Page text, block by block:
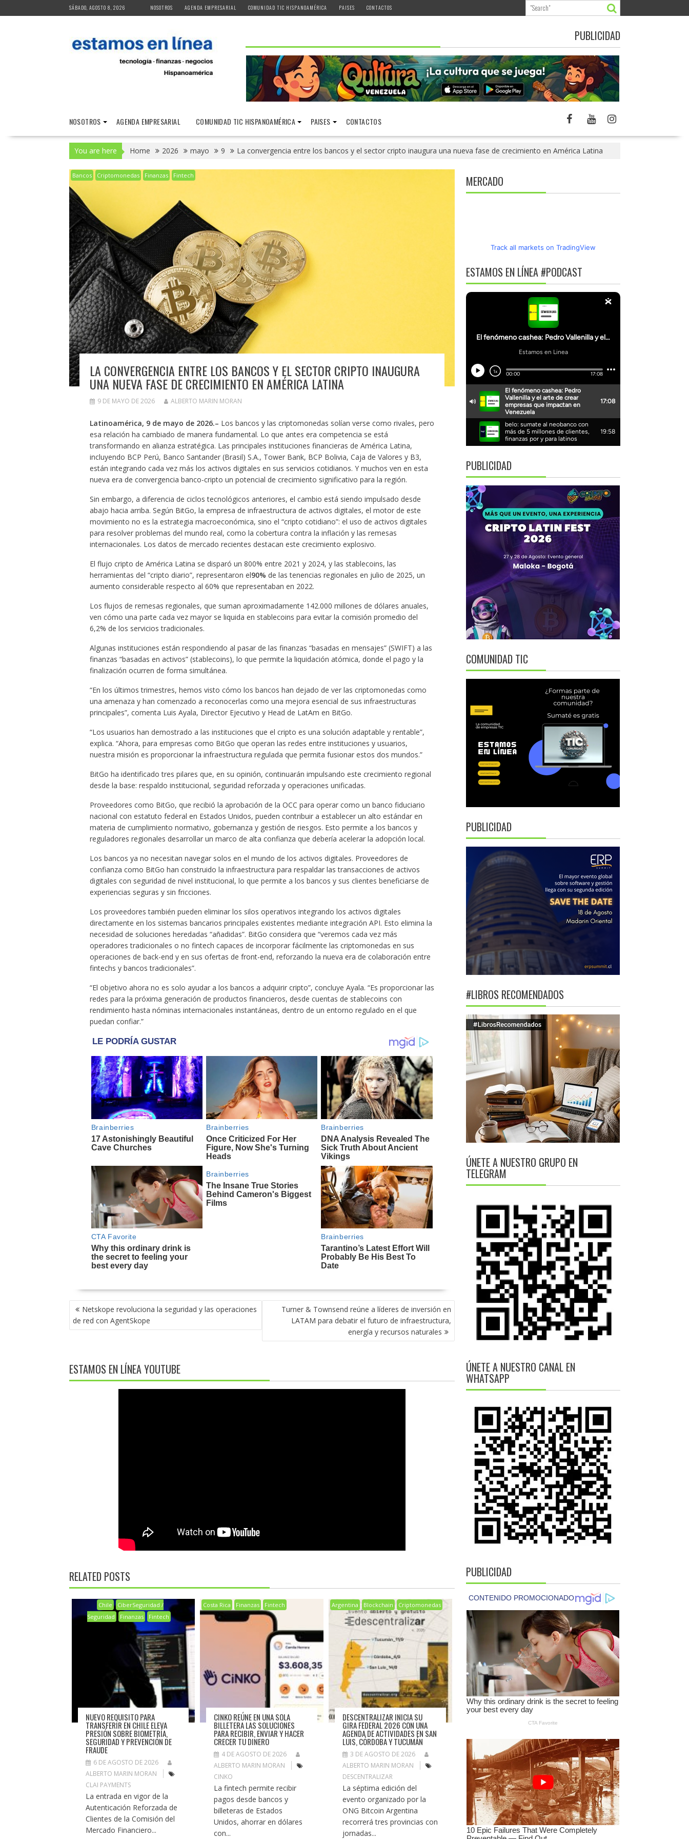
to
SÁBADO, AGOSTO 8, 2026 NOSOTROS AGENDA EMPRESARIAL COMUNIDAD TIC HISPANOAMÉRICA PAISES CONTACTOS
PUBLICIDAD
NOSOTROS AGENDA EMPRESARIAL COMUNIDAD TIC HISPANOAMÉRICA PAISES CONTACTOS
You are here Home 2026 mayo 9 La convergencia entre los bancos y el sector cripto inaugura una nueva fase de crecimiento en América Latina
Bancos Criptomonedas Finanzas Fintech
LA CONVERGENCIA ENTRE LOS BANCOS Y EL SECTOR CRIPTO INAUGURA
UNA NUEVA FASE DE CRECIMIENTO EN AMÉRICA LATINA
9 DE MAYO DE 2026 ALBERTO MARIN MORAN
Latinoamérica, 9 de mayo de 2026.– Los bancos y las criptomonedas solían verse como rivales, pero
esa relación ha cambiado de manera fundamental. Lo que antes era competencia se está
transformando en alianza estratégica. Las principales instituciones financieras de América Latina,
incluyendo BCP Perú, Banco Santander (Brasil) S.A., Tower Bank, BCP Bolivia, Caja de Valores y B3,
están integrando cada vez más los activos digitales en sus servicios cotidianos. Y muchos ven en esta
nueva era de convergencia banco-cripto un potencial de crecimiento significativo para la región.
Sin embargo, a diferencia de ciclos tecnológicos anteriores, el cambio está siendo impulsado desde
abajo hacia arriba. Según BitGo, la empresa de infraestructura de activos digitales, el motor de este
movimiento no es la estrategia macroeconómica, sino el “cripto cotidiano”: el uso de activos digitales
para resolver problemas del mundo real, como la cobertura contra la inflación y las remesas
internacionales. Los datos de mercado recientes destacan este crecimiento explosivo.
El flujo cripto de América Latina se disparó un 800% entre 2021 y 2024, y las stablecoins, las
herramientas del “cripto diario”, representaron el90% de las tenencias regionales en julio de 2025, un
aumento considerable respecto al 60% que representaban en 2022.
Los flujos de remesas regionales, que suman aproximadamente 142.000 millones de dólares anuales,
ven cómo una parte cada vez mayor se liquida en stablecoins para evitar la comisión promedio del
6,2% de los servicios tradicionales.
Algunas instituciones están respondiendo al pasar de las finanzas “basadas en mensajes” (SWIFT) a las
finanzas “basadas en activos” (stablecoins), lo que permite la liquidación atómica, donde el pago y la
finalización ocurren de forma simultánea.
“En los últimos trimestres, hemos visto cómo los bancos han dejado de ver las criptomonedas como
una amenaza y han comenzado a reconocerlas como una mejora esencial de sus infraestructuras
principales”, comenta Luis Ayala, Director Ejecutivo y Head de LatAm en BitGo.
“Los usuarios han demostrado a las instituciones que el cripto es una solución adaptable y rentable”,
explica. “Ahora, para empresas como BitGo que operan las redes entre instituciones y usuarios,
nuestra misión es proporcionar la infraestructura regulada que permita fusionar estos dos mundos.”
BitGo ha identificado tres pilares que, en su opinión, continuarán impulsando este crecimiento regional
desde la base: respaldo institucional, seguridad reforzada y operaciones unificadas.
Proveedores como BitGo, que recibió la aprobación de la OCC para operar como un banco fiduciario
nacional con estatuto federal en Estados Unidos, pueden contribuir a establecer un alto estándar en
materia de cumplimiento normativo, gobernanza y gestión de riesgos. Esto permite a los bancos y
reguladores regionales desarrollar un marco de alta confianza que debería acelerar la adopción local.
Los bancos ya no necesitan navegar solos en el mundo de los activos digitales. Proveedores de
confianza como BitGo han construido la infraestructura para respaldar las transacciones de activos
digitales con seguridad de nivel institucional, lo que permite a los bancos y sus clientes beneficiarse de
experiencias seguras y sin fricciones.
Los proveedores también pueden eliminar los silos operativos integrando los activos digitales
directamente en los sistemas bancarios principales existentes mediante integración API. Esto elimina la
necesidad de soluciones heredadas “añadidas”. BitGo considera que “veremos cada vez más
operadores tradicionales o no fintech capaces de incorporar fácilmente las criptomonedas en sus
operaciones de back-end y en sus ofertas de front-end, reforzando la nueva era de colaboración entre
fintechs y bancos tradicionales”.
“El objetivo ahora no es solo ayudar a los bancos a adquirir cripto”, concluye Ayala. “Es proporcionar las
redes para la próxima generación de productos financieros, desde cuentas de stablecoins con
rendimiento hasta nóminas internacionales instantáneas, dentro de un entorno regulado en el que
puedan confiar.”
NAVEGACIÓN
DE
ENTRADAS
Netskope revoluciona la seguridad y las operaciones
de red con AgentSkope
Turner & Townsend reúne a líderes de inversión en
LATAM para debatir el futuro de infraestructura,
energía y recursos naturales
ESTAMOS EN LÍNEA YOUTUBE
RELATED POSTS
Chile
CiberSeguridad /
Seguridad
Finanzas Fintech
NUEVO REQUISITO PARA
TRANSFERIR EN CHILE ELEVA
PRESIÓN SOBRE BIOMETRÍA,
SEGURIDAD Y PREVENCIÓN DE
FRAUDE
6 DE AGOSTO DE 2026
ALBERTO MARIN MORAN
CLAI PAYMENTS
La entrada en vigor de la
Autenticación Reforzada de
Clientes de la Comisión del
Mercado Financiero...
Costa Rica Finanzas Fintech
CINKO REÚNE EN UNA SOLA
BILLETERA LAS SOLUCIONES
PARA RECIBIR, ENVIAR Y HACER
CRECER TU DINERO
4 DE AGOSTO DE 2026
ALBERTO MARIN MORAN
CINKO
La fintech permite recibir
pagos desde bancos y
billeteras de Estados
Unidos, ahorrar en dólares
con...
Argentina Blockchain Criptomonedas
DESCENTRALIZAR INICIA SU
GIRA FEDERAL 2026 CON UNA
AGENDA DE ACTIVIDADES EN SAN
LUIS, CÓRDOBA Y TUCUMÁN
3 DE AGOSTO DE 2026
ALBERTO MARIN MORAN
DESCENTRALIZAR
La séptima edición del
evento organizado por la
ONG Bitcoin Argentina
recorrerá tres provincias con
jornadas...
MERCADO
Track all markets on TradingView
ESTAMOS EN LÍNEA #PODCAST
PUBLICIDAD
COMUNIDAD TIC
PUBLICIDAD
#LIBROS RECOMENDADOS
ÚNETE A NUESTRO GRUPO EN
TELEGRAM
ÚNETE A NUESTRO CANAL EN
WHATSAPP
PUBLICIDAD